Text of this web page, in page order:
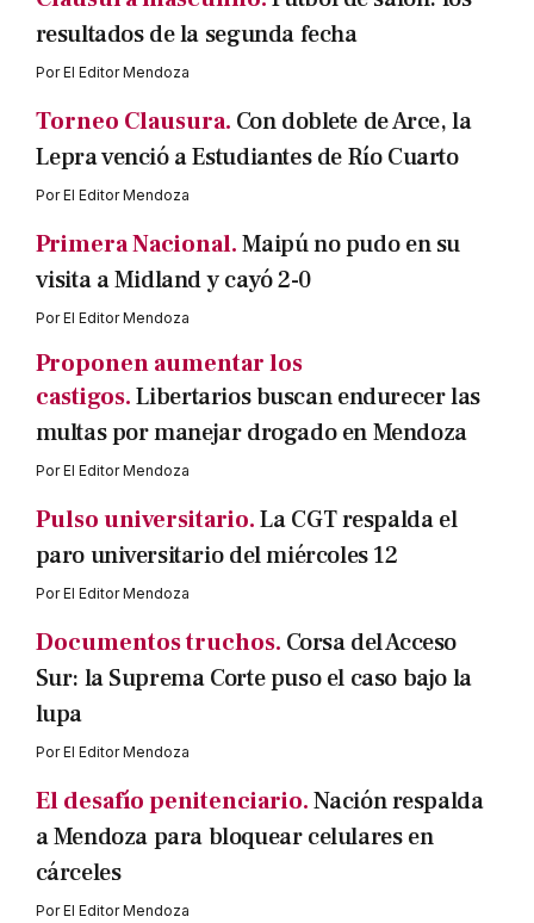
resultados de la segunda fecha
PorEl Editor Mendoza
Torneo Clausura. Con doblete de Arce, la
Lepra venció a Estudiantes de Río Cuarto
PorEl Editor Mendoza
Primera Nacional.Maipú no pudo en su
visita a Midland y cayó 2-0
PorEl Editor Mendoza
Proponen aumentar los
castigos.Libertarios buscan endurecer las
multas por manejar drogado en Mendoza
PorEl Editor Mendoza
Pulso universitario.La CGT respalda el
paro universitario del miércoles 12
PorEl Editor Mendoza
Documentos truchos. Corsa del Acceso
Sur: la Suprema Corte puso el caso bajo la
lupa
PorEl Editor Mendoza
El desafío penitenciario.Nación respalda
a Mendoza para bloquear celulares en
cárceles
PorEl Editor Mendoza